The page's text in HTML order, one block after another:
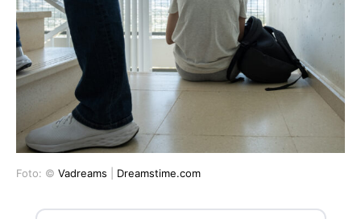
Foto: © Vadreams Dreamstime.com